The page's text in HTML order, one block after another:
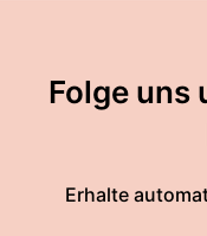
Folge uns
Erhalte